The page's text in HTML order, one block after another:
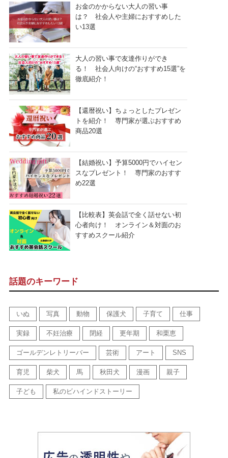
お金のかからない大人の習い事
は？ 社会人や主婦におすすめした
い13選
大人の習い事で友達作りができ
る！ 社会人向けの“おすすめ15選”を
徹底紹介！
【還暦祝い】ちょっとしたプレゼン
トを紹介！ 専門家が選ぶおすすめ
商品20選
【結婚祝い】予算5000円でハイセン
スなプレゼント！ 専門家のおすす
め22選
【比較表】英会話で全く話せない初
心者向け！ オンライン＆対面のお
すすめスクール紹介
話題のキーワード
いぬ 写真 動物 保護犬 子育て 仕事
実録 不妊治療 閉経 更年期 和栗恵
ゴールデンレトリーバー 芸術 アート SNS
育児 柴犬 馬 秋田犬 漫画 親子
子ども 私のビハインドストーリー